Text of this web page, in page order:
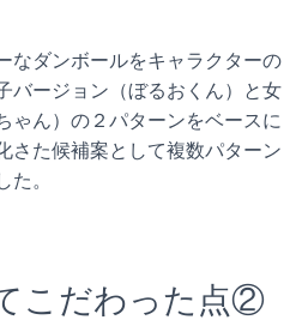
なダンボールをキャラクターの
バージョン（ぼるおくん）と女
ゃん）の２パターンをベースに
さた候補案として複数パターン
。
こだわった点②